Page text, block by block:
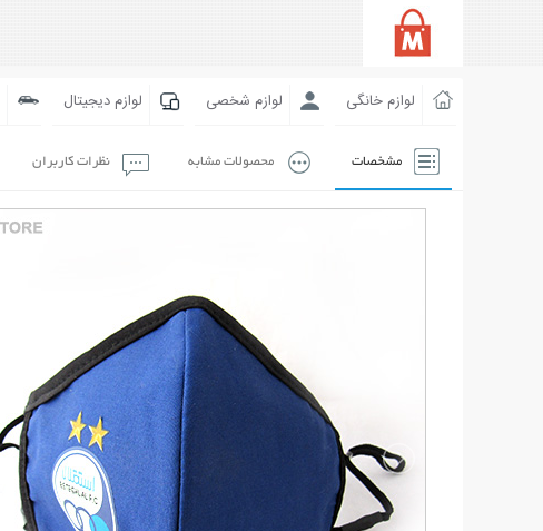
لوازم خانگی لوازم شخصی لوازم دیجیتال
مشخصات محصولات مشابه نظرات کاربران